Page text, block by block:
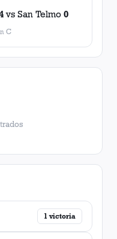
vs San Telmo 0
C
1 victoria